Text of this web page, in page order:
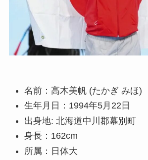
名前：高木美帆 (たかぎ みほ)
生年月日：1994年5月22日
出身地: 北海道中川郡幕別町
身長：162cm
所属：日体大